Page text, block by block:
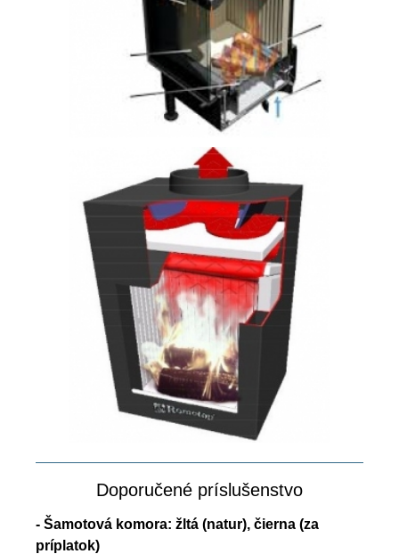
Doporučené príslušenstvo
- Šamotová komora: žltá (natur), čierna (za
príplatok)